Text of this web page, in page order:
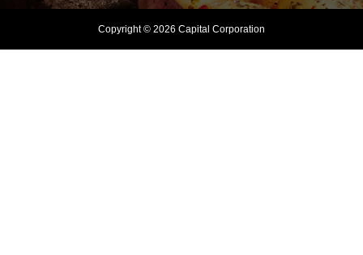
Copyright © 2026 Capital Corporation